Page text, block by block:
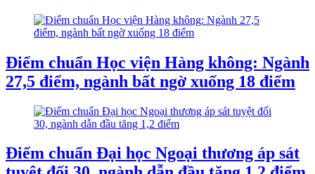
Điểm chuẩn Học viện Hàng không: Ngành
27,5 điểm, ngành bất ngờ xuống 18 điểm
Điểm chuẩn Đại học Ngoại thương áp sát